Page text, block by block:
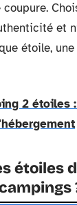
et
étoile,
2 étoiles
étoiles